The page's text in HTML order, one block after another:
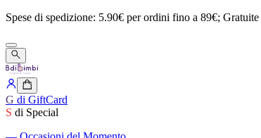
Spese di spedizione: 5.90€ perordini fino a 89€; Gratuite
G di GiftCard
S di Special